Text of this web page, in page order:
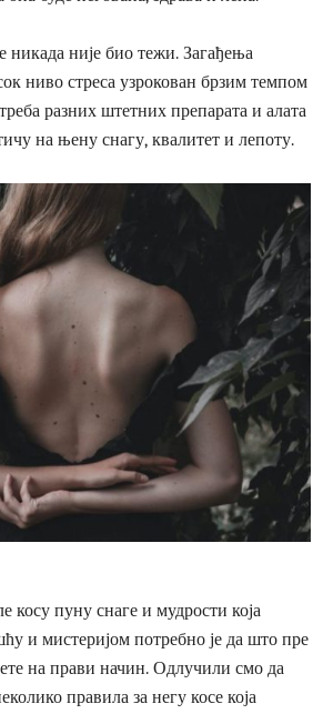
никада није био тежи. Загађења
ниво стреса узрокован брзим темпом
разних штетних препарата и алата
на њену снагу, квалитет и лепоту.
косу пуну снаге и мудрости која
и мистеријом потребно је да што пре
на прави начин. Одлучили смо да
правила за негу косе која